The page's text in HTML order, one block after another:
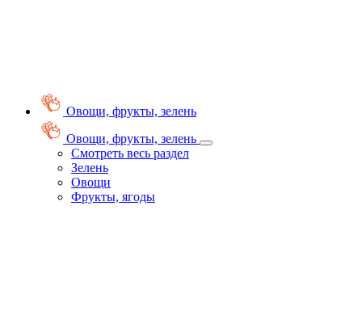
Овощи, фрукты, зелень
Овощи, фрукты, зелень
Смотреть весь раздел
Зелень
Овощи
Фрукты, ягоды